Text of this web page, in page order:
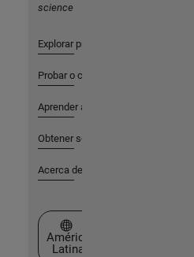
science
Explorar productos
Probar o comprar
Aprender a utilizar
Obtener soporte
Acerca de MathWorks
Seleccione un país/idioma
América
Latina